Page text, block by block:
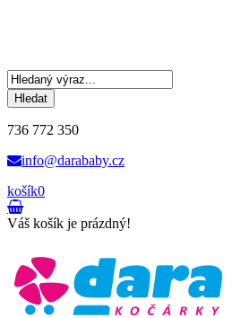
Hledat
736 772 350
info@darababy.cz
košík0
Váš košík je prázdný!